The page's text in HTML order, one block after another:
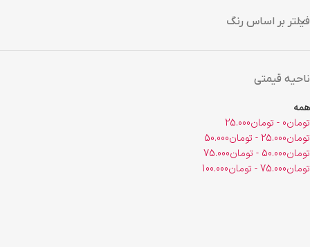
فیلتر بر اساس رنگ
ناحیه قیمتی
همه
تومان0
- تومان25.000
تومان25.000
- تومان50.000
تومان50.000
- تومان75.000
تومان75.000
- تومان100.000